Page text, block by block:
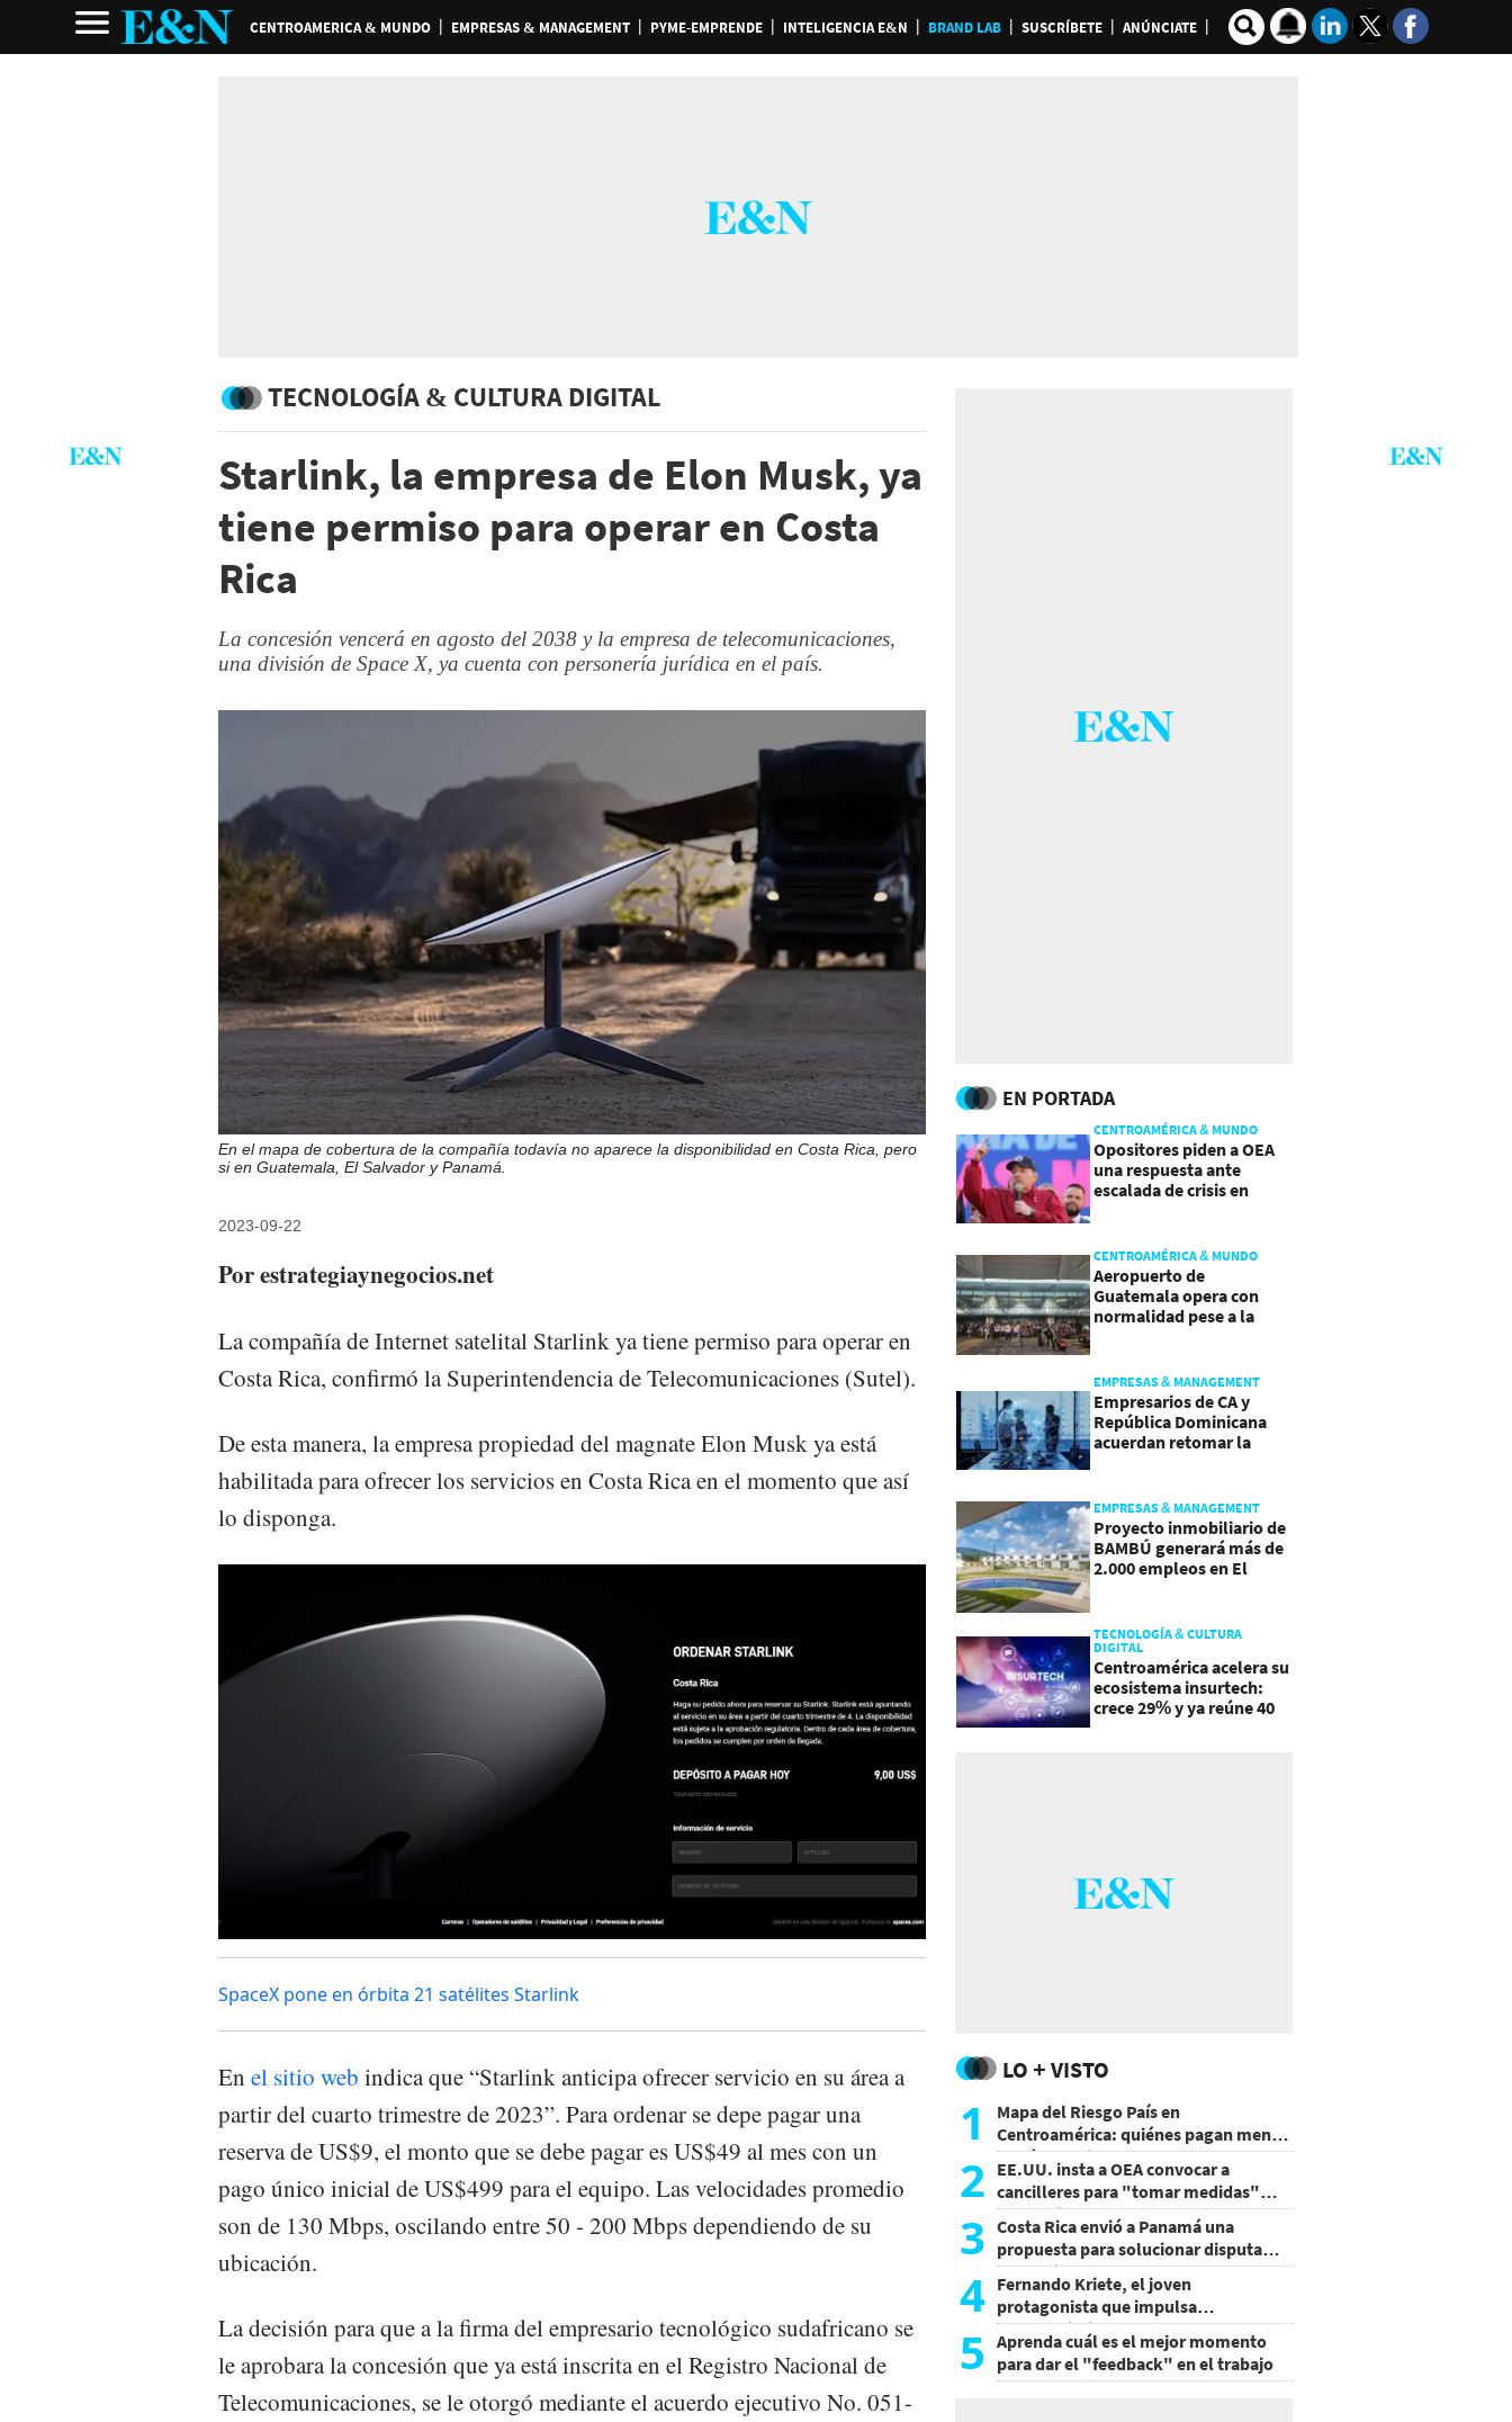
CENTROAMERICA & MUNDO EMPRESAS & MANAGEMENT PYME-EMPRENDE INTELIGENCIA E&N BRAND LAB SUSCRÍBETE ANÚNCIATE
TECNOLOGÍA & CULTURA DIGITAL
Starlink, la empresa de Elon Musk, ya
tiene permiso para operar en Costa
Rica
La concesión vencerá en agosto del 2038 y la empresa de telecomunicaciones,
una división de Space X, ya cuenta con personería jurídica en el país.
En el mapa de cobertura de la compañía todavía no aparece la disponibilidad en Costa Rica, pero
si en Guatemala, El Salvador y Panamá.
2023-09-22
Por estrategiaynegocios.net
La compañía de Internet satelital Starlink ya tiene permiso para operar en
Costa Rica, confirmó la Superintendencia de Telecomunicaciones (Sutel).
De esta manera, la empresa propiedad del magnate Elon Musk ya está
habilitada para ofrecer los servicios en Costa Rica en el momento que así
lo disponga.
SpaceX pone en órbita 21 satélites Starlink
En el sitio web indica que “Starlink anticipa ofrecer servicio en su área a
partir del cuarto trimestre de 2023”. Para ordenar se depe pagar una
reserva de US$9, el monto que se debe pagar es US$49 al mes con un
pago único inicial de US$499 para el equipo. Las velocidades promedio
son de 130 Mbps, oscilando entre 50 - 200 Mbps dependiendo de su
ubicación.
La decisión para que a la firma del empresario tecnológico sudafricano se
le aprobara la concesión que ya está inscrita en el Registro Nacional de
Telecomunicaciones, se le otorgó mediante el acuerdo ejecutivo No. 051-
EN PORTADA
CENTROAMÉRICA & MUNDO
Opositores piden a OEA
una respuesta ante
escalada de crisis en
CENTROAMÉRICA & MUNDO
Aeropuerto de
Guatemala opera con
normalidad pese a la
EMPRESAS & MANAGEMENT
Empresarios de CA y
República Dominicana
acuerdan retomar la
EMPRESAS & MANAGEMENT
Proyecto inmobiliario de
BAMBÚ generará más de
2.000 empleos en El
TECNOLOGÍA & CULTURA
DIGITAL
Centroamérica acelera su
ecosistema insurtech:
crece 29% y ya reúne 40
LO + VISTO
1
Mapa del Riesgo País en
Centroamérica: quiénes pagan menos
y cuáles mejoraron
2 EE.UU. insta a OEA convocar a
cancilleres para "tomar medidas"
sobre Nicaragua
3 Costa Rica envió a Panamá una
propuesta para solucionar disputa
comercial
4 Fernando Kriete, el joven
protagonista que impulsa
emprendimientos y talentos
tecnológicos
5
Aprenda cuál es el mejor momento
para dar el "feedback" en el trabajo